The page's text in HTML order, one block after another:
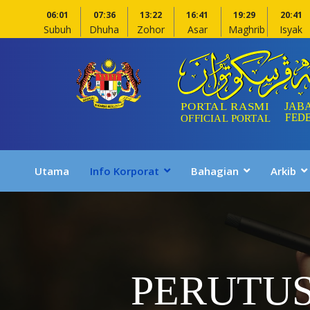
06:01
Subuh
07:36
Dhuha
13:22
Zohor
16:41
Asar
19:29
Maghrib
20:41
Isyak
Utama Info Korporat Bahagian Arkib